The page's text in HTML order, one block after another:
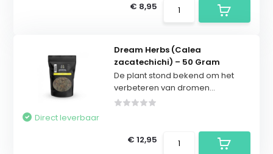
€ 8,95
Dream Herbs (Calea
zacatechichi) – 50 Gram
De plant stond bekend om het
verbeteren van dromen...
Direct leverbaar
€ 12,95